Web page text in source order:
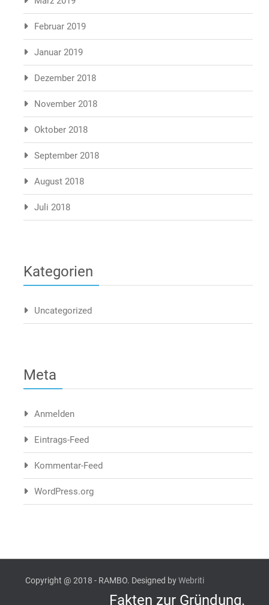
Februar 2019
Januar 2019
Dezember 2018
November 2018
Oktober 2018
September 2018
August 2018
Juli 2018
Kategorien
Uncategorized
Meta
Anmelden
Eintrags-Feed
Kommentar-Feed
WordPress.org
Copyright @ 2018 - RAMBO. Designed byWebriti
Fakten zur Gründung.